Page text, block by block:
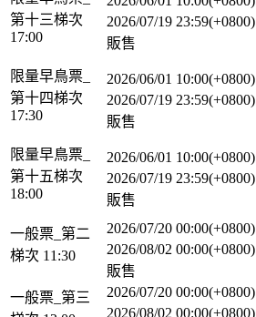
第十三梯次
17:00
2026/07/19 23:59(+0800)
販售
限量早鳥票_
第十四梯次
17:30
2026/06/01 10:00(+0800)
2026/07/19 23:59(+0800)
販售
限量早鳥票_
第十五梯次
18:00
2026/06/01 10:00(+0800)
2026/07/19 23:59(+0800)
販售
一般票_第二
梯次 11:30
2026/07/20 00:00(+0800)
2026/08/02 00:00(+0800)
販售
一般票_第三
2026/07/20 00:00(+0800)
2026/08/02 00:00(+0800)